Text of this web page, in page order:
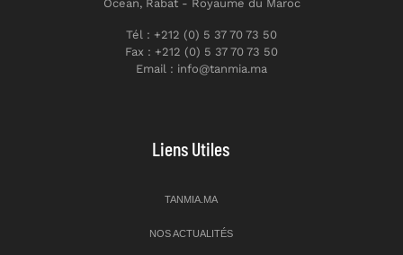
Ocean, Rabat - Royaume du Maroc
Tél : +212 (0) 5 37 70 73 50
Fax : +212 (0) 5 37 70 73 50
Email : info@tanmia.ma
Liens Utiles
TANMIA.MA
NOS ACTUALITÉS